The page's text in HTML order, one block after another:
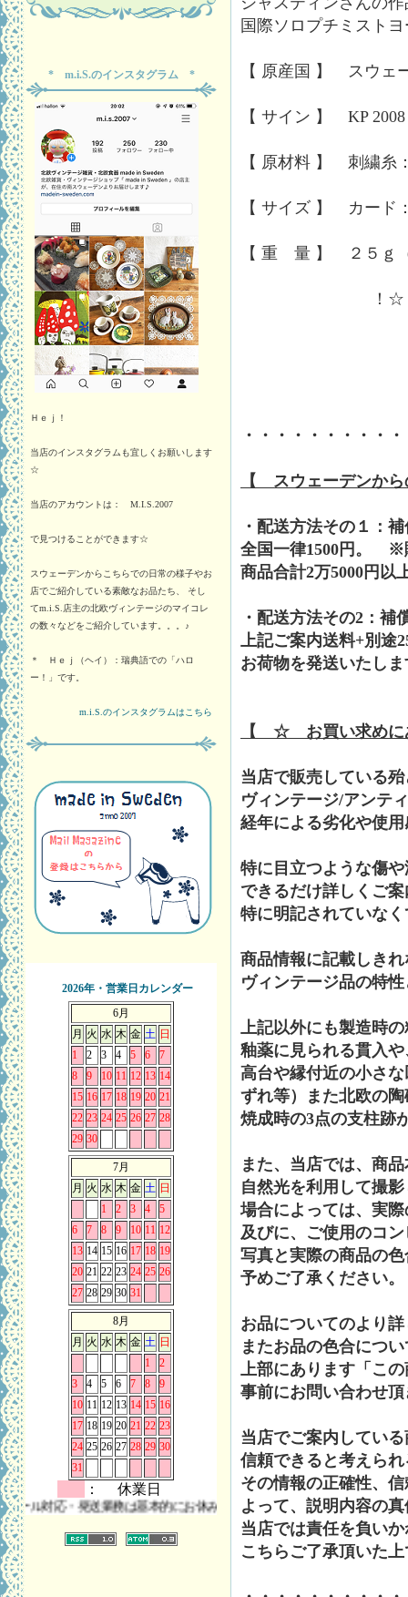
* m.i.S.のインスタグラム *
Ｈｅｊ！
当店のインスタグラムも宜しくお願いします
☆
当店のアカウントは： M.I.S.2007
で見つけることができます☆
スウェーデンからこちらでの日常の様子やお
店でご紹介している素敵なお品たち、 そし
てm.i.S.店主の北欧ヴィンテージのマイコレ
の数々などをご紹介しています。。。♪
＊ Ｈｅｊ（ヘイ）：瑞典語での「ハロ
ー！」です。
m.i.S.のインスタグラムはこちら
2026年・営業日カレンダー
6月
月 火 水 木 金 土 日
1
2 3 4 5 6
7
8
9 10 11 12 13 14
15 16 17 18 19 20 21
22 23 24 25 26 27 28
29 30
7月
月 火 水 木 金 土 日
1
2 3 4
5
6
7 8 9 10 11 12
13 14 15 16 17 18 19
20 21 22 23 24 25 26
27 28 29 30 31
8月
月 火 水 木 金 土 日
1
2
3
4 5 6 7 8
9
10 11 12 13 14 15 16
17 18 19 20 21 22 23
24 25 26 27 28 29 30
31
： 休業日
・発送業務は基本的にお休みとさせていただきます。 また、お問い合
国際ソロプチミスト
【 原産国 】 スウェ
【 サイン 】 KP 2008
【 原材料 】 刺繍糸
【 サイズ 】 カー
【 重 量 】 ２５
！☆！ 送料
・・・・・・・・・
【 スウェーデンか
・配送方法その１：
全国一律1500円。 ※
商品合計2万5000円以
・配送方法その2：補
上記ご案内送料+別途
お荷物を発送いたし
【 ☆ お買い求め
当店で販売している
ヴィンテージ/アンテ
経年による劣化や使
特に目立つような傷
できるだけ詳しくご
特に明記されていな
商品情報に記載しき
ヴィンテージ品の特
上記以外にも製造時
釉薬に見られる貫入
高台や縁付近の小さ
ずれ等）また北欧の
焼成時の3点の支柱跡
また、当店では、商
自然光を利用して撮
場合によっては、実
及びに、ご使用のコ
写真と実際の商品の
予めご了承ください。
お品についてのより
またお品の色合につ
上部にあります「こ
事前にお問い合わせ
当店でご案内してい
信頼できると考えら
その情報の正確性、
よって、説明内容の
当店では責任を負い
こちらご了承頂いた